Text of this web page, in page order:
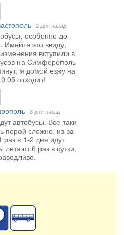
2 дня назад
особенно до
это ввиду,
вступили в
на Симферополь
я домой езжу на
отходит!
3 дня назад
автобусы. Все таки
порой сложно, из-за
раз в 1-2 дня идут
летают 6 раз в сутки,